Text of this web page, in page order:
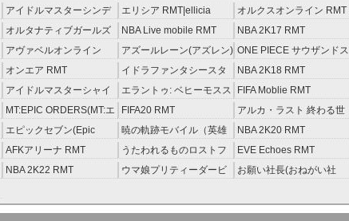
RMT（予約制）
RMT|ArcheAge RMT（予
約制）
アイドルマスターシンデ
レラガールズ(モバマス)
RMT
エリシア RMT|ellicia
RMT
オルクスオンライン RMT
オルタナティブガールズ
RMT
NBA Live mobile RMT NBA 2K17 RMT
アヴァベルオンライン
RMT
アズールレーン(アズレン)
RMT
ONE PIECE サウザンドス
トーム アカウント RMT
オンエア RMT
イドラファンタシースタ
ーサーガ RMT
NBA 2K18 RMT
アイドルマスターシャイ
ニーカラーズ(シャニマス)
RMT
エラントゥ: ベヒーモスス
ピリット RMT
FIFA Moblie RMT
MT:EPIC ORDERS(MT:エ
ピック・オーダーズ)
RMT
FIFA20 RMT
アルカ・ラスト 終わる世
界と歌姫の果実 RMT
エピックセブン(Epic
Seven) RMT
暁の軌跡モバイル（英雄
伝説 ） RMT
NBA 2K20 RMT
AFKアリーナ RMT
うたわれるものロストフ
ラグ(ロスフラ) RMT
EVE Echoes RMT
NBA 2K22 RMT
ウマ娘プリティーダービ
お願い社長(おねがい社